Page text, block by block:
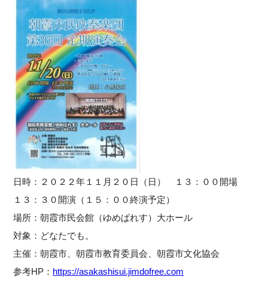
日時：２０２２年１１月２０日（日） １３：００開場
１３：３０開演（１５：００終演予定）
場所：朝霞市民会館（ゆめぱれす）大ホール
対象：どなたでも。
主催：朝霞市、朝霞市教育委員会、朝霞市文化協会
参考HP： https://asakashisui.jimdofree.com